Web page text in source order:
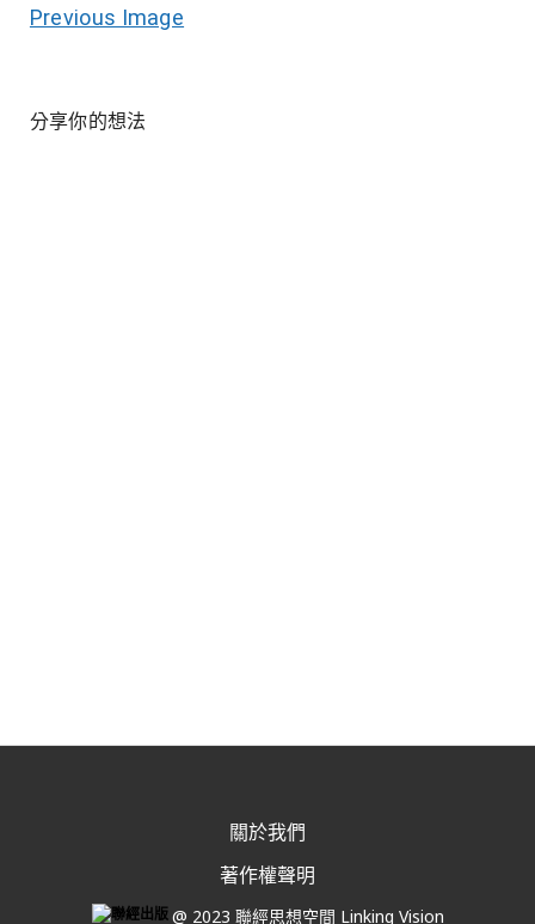
Previous Image
分享你的想法
關於我們
著作權聲明
@ 2023 聯經思想空間 Linking Vision